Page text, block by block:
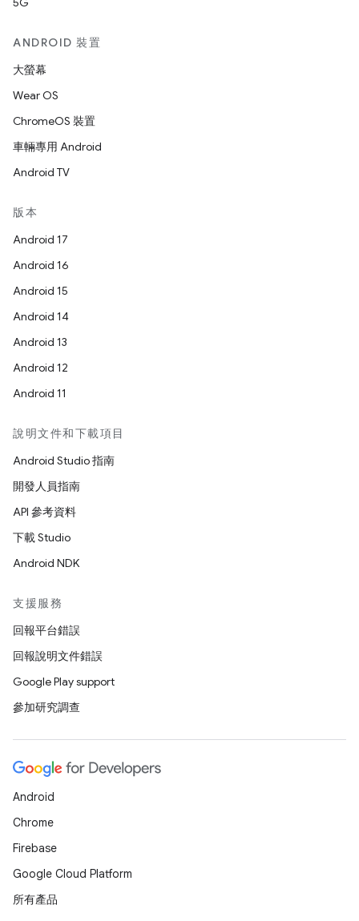
ANDROID 裝置
大螢幕
Wear OS
ChromeOS 裝置
車輛專用 Android
Android TV
版本
Android 17
Android 16
Android 15
Android 14
Android 13
Android 12
Android 11
說明文件和下載項目
Android Studio 指南
開發人員指南
API 參考資料
下載 Studio
Android NDK
支援服務
回報平台錯誤
回報說明文件錯誤
Google Play support
參加研究調查
Android
Chrome
Firebase
Google Cloud Platform
所有產品